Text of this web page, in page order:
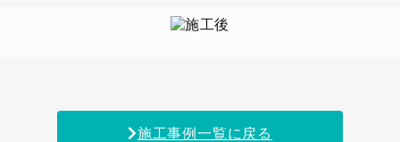
施工事例一覧に戻る